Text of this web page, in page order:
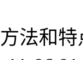
法和